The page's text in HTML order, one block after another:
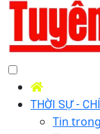
THỜI SỰ -
Tin